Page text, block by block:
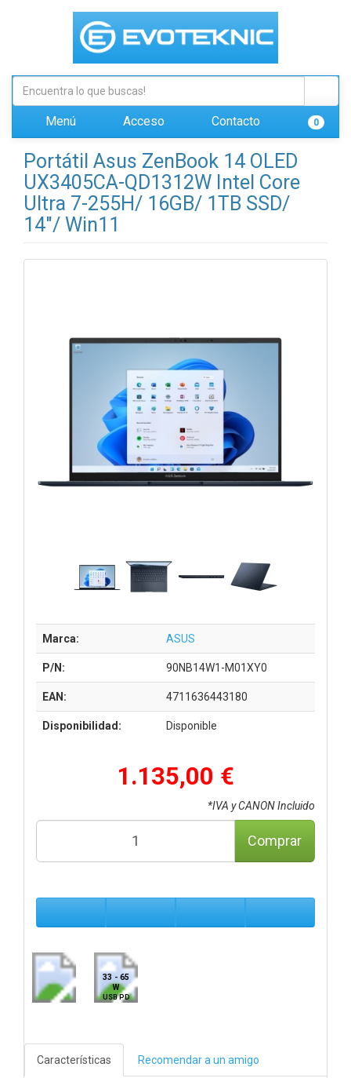
Menú Acceso Contacto 0
Portátil Asus ZenBook 14 OLED
UX3405CA-QD1312W Intel Core
Ultra 7-255H/ 16GB/ 1TB SSD/
14"/ Win11
Marca: ASUS
P/N: 90NB14W1-M01XY0
EAN: 4711636443180
Disponibilidad: Disponible
1.135,00 €
*IVA y CANON Incluido
Comprar
33 - 65
W
USB PD
Características Recomendar a un amigo